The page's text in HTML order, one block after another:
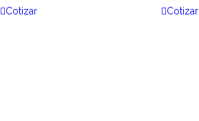
Cotizar Cotizar